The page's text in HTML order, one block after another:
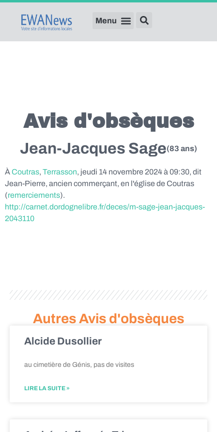
Avis d'obsèques
Jean-Jacques Sage(83 ans)
ÀCoutras, Terrasson, jeudi 14 novembre 2024 à 09:30, dit
Jean-Pierre, ancien commerçant, en l'église de Coutras
(remerciements).
http://carnet.dordognelibre.fr/deces/m-sage-jean-jacques-
2043110
Autres Avis d'obsèques
Alcide Dusollier
au cimetière de Génis, pas de visites
LIRE LA SUITE »